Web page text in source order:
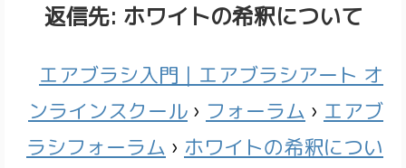
返信先: ホワイトの希釈について
エアブラシ入門｜エアブラシアート オ
ンラインスクール › フォーラム › エアブ
ラシフォーラム › ホワイトの希釈につい